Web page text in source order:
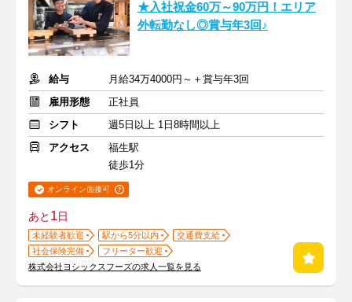
★入社祝金60万～90万円！エリア
外転勤なし◎賞与年3回♪
給与
月給34万4000円～＋賞与年3回
雇用形態
正社員
シフト
週5日以上 1日8時間以上
アクセス
福生駅
徒歩1分
オンライン面接可
あと 1日
未経験者歓迎 駅から5分以内
交通費支給
社会保険完備
フリーター歓迎
株式会社ヨシックスフーズの求人一覧を見る